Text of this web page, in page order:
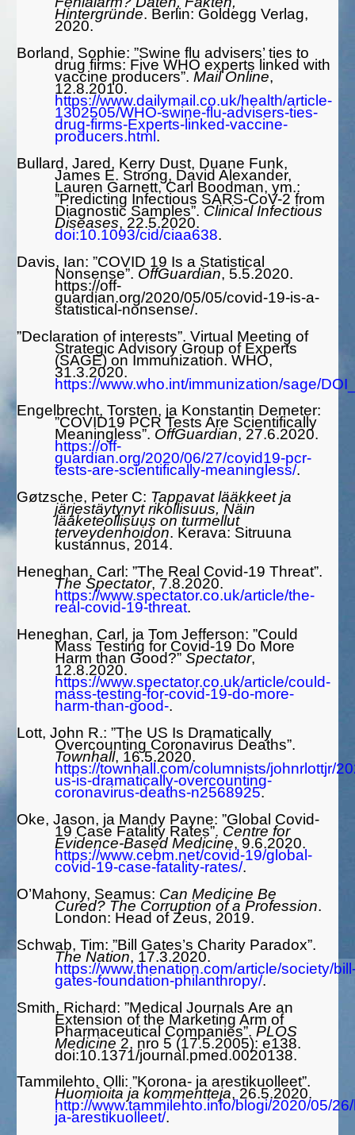
Hintergründe. Berlin: Goldegg Verlag,
2020.
Borland, Sophie: ”Swine flu advisers’ ties to
drug firms: Five WHO experts linked with
vaccine producers”. Mail Online,
12.8.2010.
https://www.dailymail.co.uk/health/article-
1302505/WHO-swine-flu-advisers-ties-
drug-firms-Experts-linked-vaccine-
producers.html.
Bullard, Jared, Kerry Dust, Duane Funk,
James E. Strong, David Alexander,
Lauren Garnett, Carl Boodman, ym.:
”Predicting Infectious SARS-CoV-2 from
Diagnostic Samples”. Clinical Infectious
Diseases, 22.5.2020.
doi:10.1093/cid/ciaa638.
Davis, Ian: ”COVID 19 Is a Statistical
Nonsense”. OffGuardian, 5.5.2020.
https://off-
guardian.org/2020/05/05/covid-19-is-a-
statistical-nonsense/.
”Declaration of interests”. Virtual Meeting of
Strategic Advisory Group of Experts
(SAGE) on Immunization. WHO,
31.3.2020.
https://www.who.int/immunization/sage/
Engelbrecht, Torsten, ja Konstantin Demeter:
”COVID19 PCR Tests Are Scientifically
Meaningless”. OffGuardian, 27.6.2020.
https://off-
guardian.org/2020/06/27/covid19-pcr-
tests-are-scientifically-meaningless/.
Gøtzsche, Peter C: Tappavat lääkkeet ja
järjestäytynyt rikollisuus, Näin
lääketeollisuus on turmellut
terveydenhoidon. Kerava: Sitruuna
kustannus, 2014.
Heneghan, Carl: ”The Real Covid-19 Threat”.
The Spectator, 7.8.2020.
https://www.spectator.co.uk/article/the-
real-covid-19-threat.
Heneghan, Carl, ja Tom Jefferson: ”Could
Mass Testing for Covid-19 Do More
Harm than Good?” Spectator,
12.8.2020.
https://www.spectator.co.uk/article/could-
mass-testing-for-covid-19-do-more-
harm-than-good-.
Lott, John R.: ”The US Is Dramatically
Overcounting Coronavirus Deaths”.
Townhall, 16.5.2020.
https://townhall.com/columnists/johnrlottjr/
us-is-dramatically-overcounting-
coronavirus-deaths-n2568925.
Oke, Jason, ja Mandy Payne: ”Global Covid-
19 Case Fatality Rates”. Centre for
Evidence-Based Medicine, 9.6.2020.
https://www.cebm.net/covid-19/global-
covid-19-case-fatality-rates/.
O’Mahony, Seamus: Can Medicine Be
Cured? The Corruption of a Profession.
London: Head of Zeus, 2019.
Schwab, Tim: ”Bill Gates’s Charity Paradox”.
The Nation, 17.3.2020.
https://www.thenation.com/article/society/
gates-foundation-philanthropy/.
Smith, Richard: ”Medical Journals Are an
Extension of the Marketing Arm of
Pharmaceutical Companies”. PLOS
Medicine 2, nro 5 (17.5.2005): e138.
doi:10.1371/journal.pmed.0020138.
Tammilehto, Olli: ”Korona- ja arestikuolleet”.
Huomioita ja kommentteja, 26.5.2020.
http://www.tammilehto.info/blogi/2020/05/
ja-arestikuolleet/.